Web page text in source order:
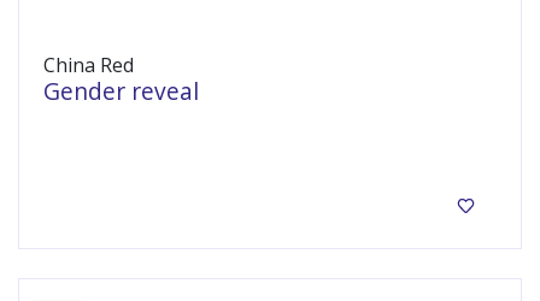
China Red
Gender reveal